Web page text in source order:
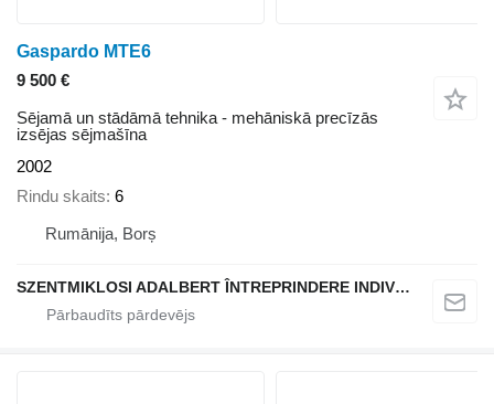
Gaspardo MTE6
9 500 €
Sējamā un stādāmā tehnika - mehāniskā precīzās
izsējas sējmašīna
2002
Rindu skaits 6
Rumānija, Borș
SZENTMIKLOSI ADALBERT ÎNTREPRINDERE INDIVIDUALĂ